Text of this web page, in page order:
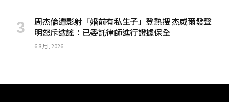
周杰倫遭影射「婚前有私生子」登熱搜 杰威爾發聲
明怒斥造謠：已委託律師進行證據保全
6 8 月, 2026